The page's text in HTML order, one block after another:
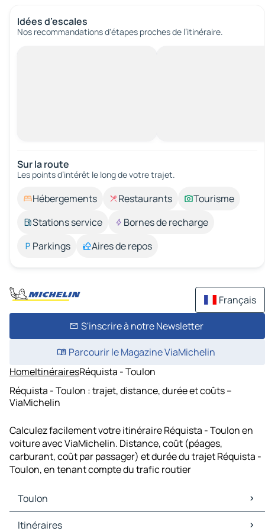
Idées d’escales
Nos recommandations d'étapes proches de l’itinéraire.
Sur la route
Les points d’intérêt le long de votre trajet.
Hébergements Restaurants
Tourisme
Stations service
Bornes de recharge
Parkings
Aires de repos
Français
S'inscrire à notre Newsletter
Parcourir le Magazine ViaMichelin
HomeItinérairesRéquista - Toulon
Réquista - Toulon : trajet, distance, durée et coûts –
ViaMichelin
Calculez facilement votre itinéraire Réquista - Toulon en
voiture avec ViaMichelin. Distance, coût (péages,
carburant, coût par passager) et durée du trajet Réquista -
Toulon, en tenant compte du trafic routier
Toulon
Toulon Cartes et plans
Itinéraires